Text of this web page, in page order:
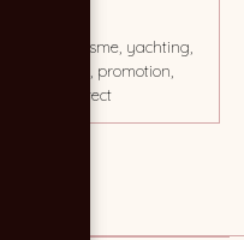
bateau, nautisme, yachting,
voilerie, email, promotion,
marketing direct